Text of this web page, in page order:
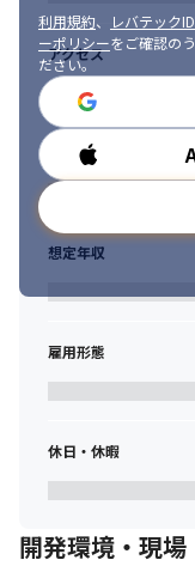
利用規約、 レバテック
ーポリシーをご確認の
ださい。
アクセス
勤務時間
想定年収
雇用形態
休日・休暇
開発環境・現場